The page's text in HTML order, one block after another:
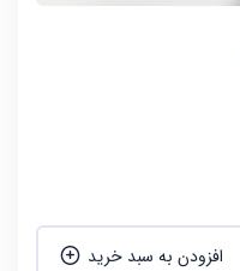
افزودن به سبد خرید